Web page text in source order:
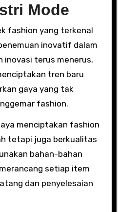
Mode
fashion yang terkenal
inovatif dalam
inovasi terus menerus,
tren baru
gaya yang tak
fashion.
menciptakan fashion
tetapi juga berkualitas
bahan-bahan
setiap item
dan penyelesaian